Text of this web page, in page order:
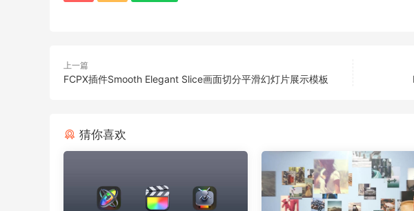
上一篇
FCPX插件Smooth Elegant Slice画面切分平滑幻灯片展示模板
猜你喜欢